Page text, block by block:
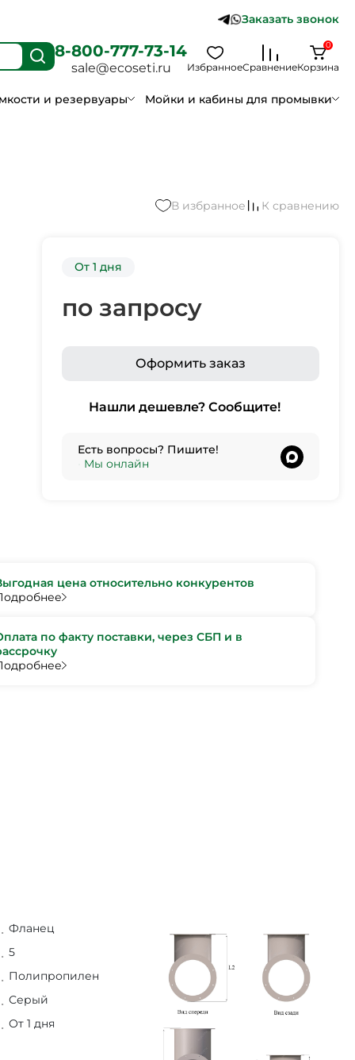
Заказать звонок
8-800-777-73-14
sale@ecoseti.ru ИзбранноеСравнениеКорзина
0
и резервуары Мойки и кабины для промывки
В избранное К сравнению
От 1 дня
по запросу
Оформить заказ
Нашли дешевле? Сообщите!
Есть вопросы? Пишите!
Мы онлайн
цена относительно конкурентов
по факту поставки, через СБП и в
Фланец
5
Полипропилен
Серый
От 1 дня